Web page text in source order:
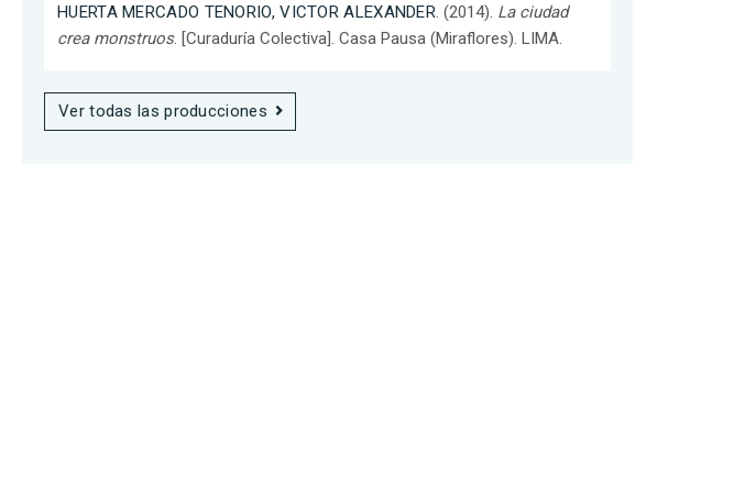
HUERTA MERCADO TENORIO, VICTOR ALEXANDER . (2014). La ciudad
crea monstruos. [Curaduría Colectiva]. Casa Pausa (Miraflores). LIMA.
Ver todas las producciones